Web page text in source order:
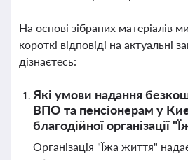
На основі зібраних матеріалів
короткі відповіді на актуальні
дізнаєтесь:
Які умови надання
ВПО та пенсіонерам у
благодійної організації
Організація "Їжа життя"